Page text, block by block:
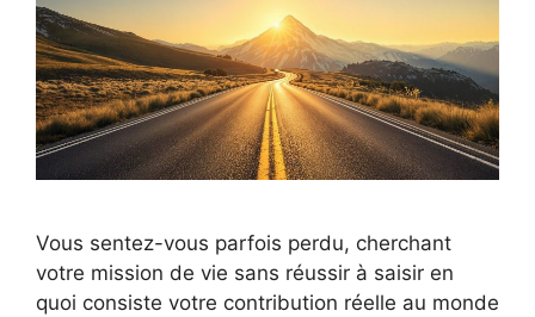
Vous sentez-vous parfois perdu, cherchant
votre mission de vie sans réussir à saisir en
quoi consiste votre contribution réelle au monde